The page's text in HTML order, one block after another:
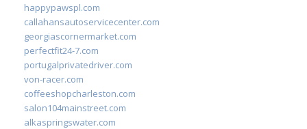
happypawspl.com
callahansautoservicecenter.com
georgiascornermarket.com
perfectfit24-7.com
portugalprivatedriver.com
von-racer.com
coffeeshopcharleston.com
salon104mainstreet.com
alkaspringswater.com